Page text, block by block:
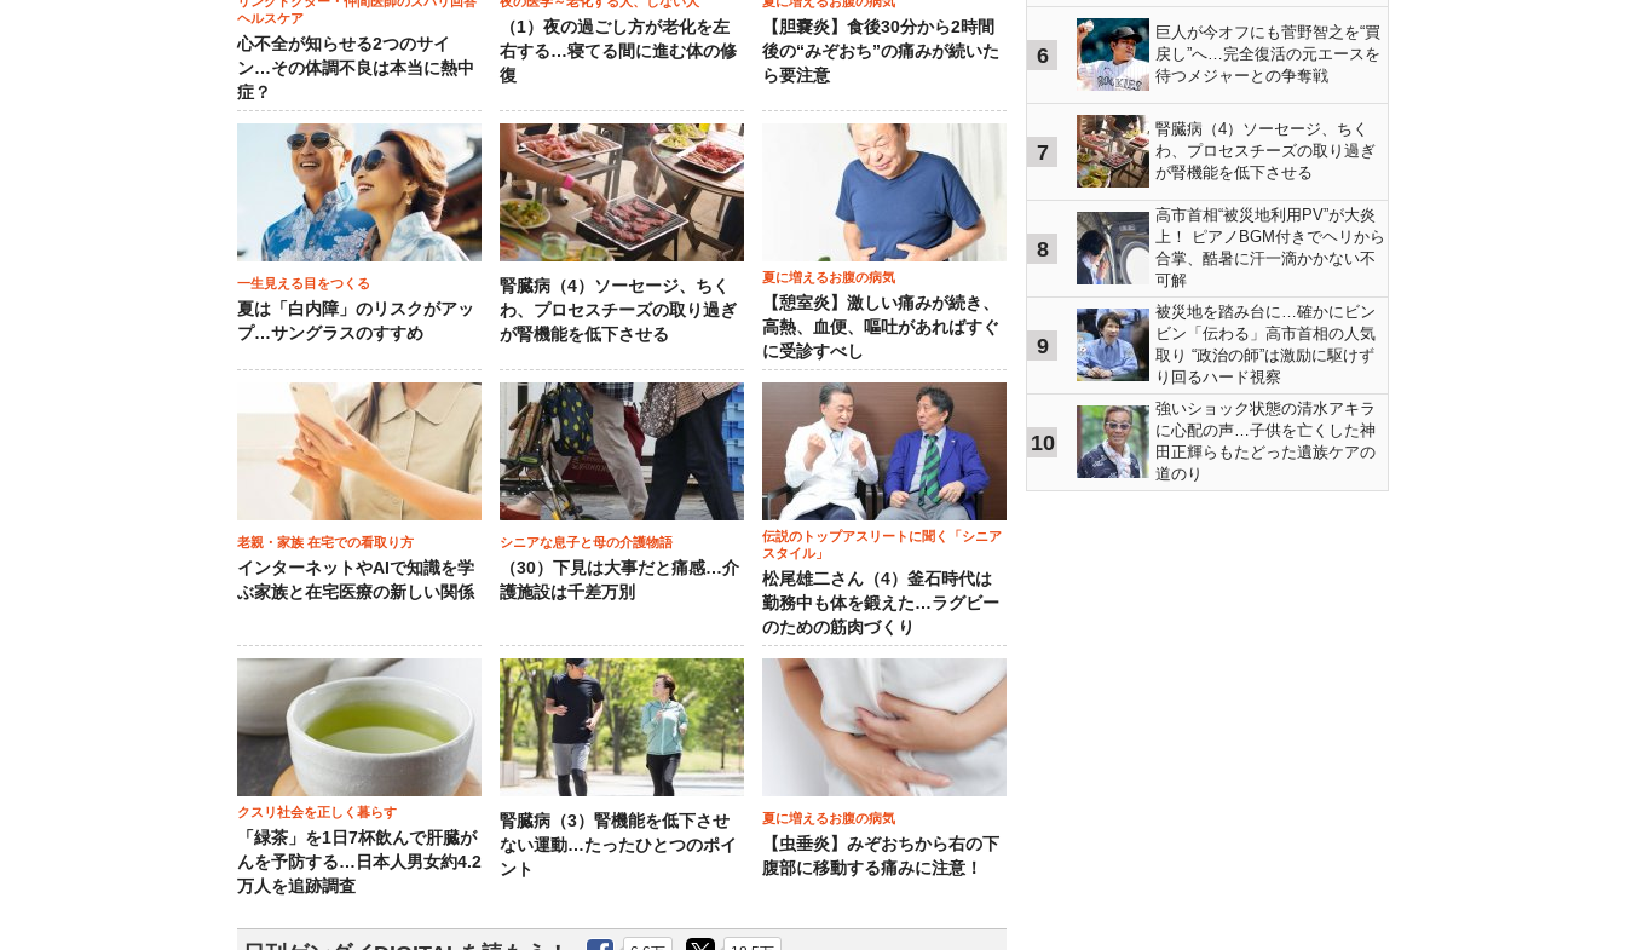
ヘルスケア
心不全が知らせる2つのサイ
ン…その体調不良は本当に熱中
症？
（1）夜の過ごし方が老化を左
右する…寝てる間に進む体の修
復
【胆嚢炎】食後30分から2時間
後の“みぞおち”の痛みが続いた
ら要注意
一生見える目をつくる
夏は「白内障」のリスクがアッ
プ…サングラスのすすめ
腎臓病（4）ソーセージ、ちく
わ、プロセスチーズの取り過ぎ
が腎機能を低下させる
夏に増えるお腹の病気
【憩室炎】激しい痛みが続き、
高熱、血便、嘔吐があればすぐ
に受診すべし
老親・家族 在宅での看取り方
インターネットやAIで知識を学
ぶ家族と在宅医療の新しい関係
シニアな息子と母の介護物語
（30）下見は大事だと痛感…介
護施設は千差万別
伝説のトップアスリートに聞く「シニア
スタイル」
松尾雄二さん（4）釜石時代は
勤務中も体を鍛えた…ラグビー
のための筋肉づくり
クスリ社会を正しく暮らす
「緑茶」を1日7杯飲んで肝臓が
んを予防する…日本人男女約4.2
万人を追跡調査
腎臓病（3）腎機能を低下させ
ない運動…たったひとつのポイ
ント
夏に増えるお腹の病気
【虫垂炎】みぞおちから右の下
腹部に移動する痛みに注意！
6
巨人が今オフにも菅野智之を“買
戻し”へ…完全復活の元エースを
待つメジャーとの争奪戦
7
腎臓病（4）ソーセージ、ちく
わ、プロセスチーズの取り過ぎ
が腎機能を低下させる
8
高市首相“被災地利用PV”が大炎
上！ ピアノBGM付きでヘリから
合掌、酷暑に汗一滴かかない不
可解
9
被災地を踏み台に…確かにビン
ビン「伝わる」高市首相の人気
取り “政治の師”は激励に駆けず
り回るハード視察
10
強いショック状態の清水アキラ
に心配の声…子供を亡くした神
田正輝らもたどった遺族ケアの
道のり